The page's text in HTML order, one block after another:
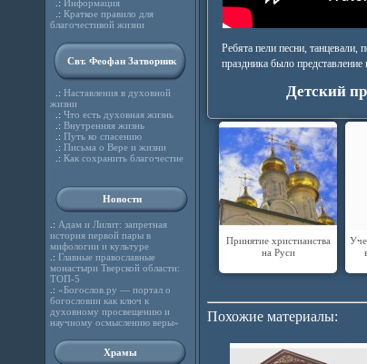
.: Информация
.: Краткое правило для
благочестивой жизни
Свт. Феофан Затворник
.: Наставления в духовной
жизни
.: Что есть духовная жизнь
.: Внутренняя жизнь
.: Путь ко спасению
.: Письма о Вере и жизни
.: Как сохранить благочестие
Новости
.: Адам и Лилит: запретная
история первой пары в
мифологии и культуре
.: Главные православные
монастыри Тверской области:
ТОП-5
.: «Богослов.ру — портал о
богословии как ключ к
духовному просвещению и
научному осмыслению веры»
Храмы
Ребята пели песни, танцевали,
праздника было
Детский
Принятие христианства
на Руси
Похожие материалы: